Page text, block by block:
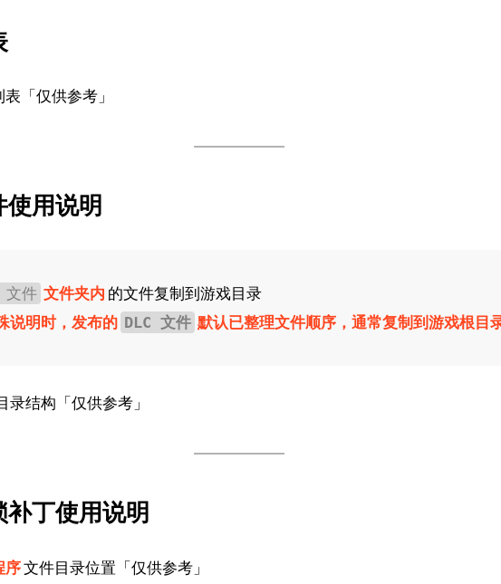
「仅供参考」
使用说明
文件 文件夹内 的文件复制到游戏目录
说明时，发布的 DLC 文件 默认已整理文件顺序，通常复制到游戏根目
录结构「仅供参考」
补丁使用说明
序文件目录位置「仅供参考」